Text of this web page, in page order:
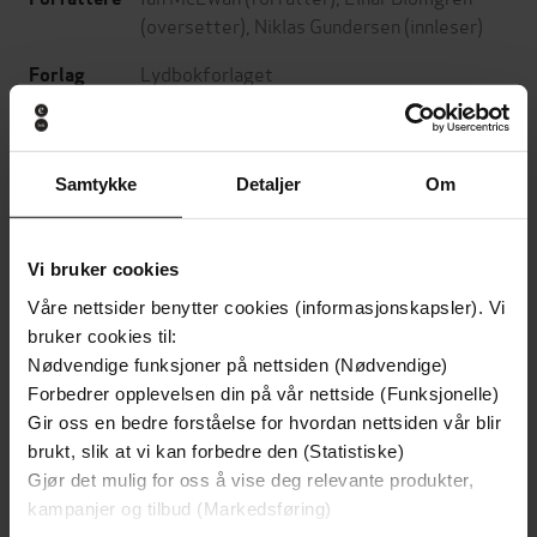
Samtykke Detaljer Om
Vi bruker cookies
Våre nettsider benytter cookies (informasjonskapsler). Vi
bruker cookies til:
Nødvendige funksjoner på nettsiden (Nødvendige)
Forbedrer opplevelsen din på vår nettside (Funksjonelle)
Gir oss en bedre forståelse for hvordan nettsiden vår blir
brukt, slik at vi kan forbedre den (Statistiske)
Gjør det mulig for oss å vise deg relevante produkter,
kampanjer og tilbud (Markedsføring)
(oversetter), Niklas Gundersen (innleser)
Forlag Lydbokforlaget
Utgitt
Lengde
Sjanger Skjønnlitteratur,Romaner
Språk Bokmål
Format mp3
DRM-
beskyttelse
Vannmerket
ISBN 9788242164438